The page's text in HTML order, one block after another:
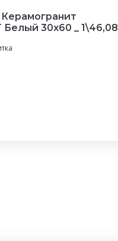
Керамогранит
Белый 30x60 _ 1\46,08